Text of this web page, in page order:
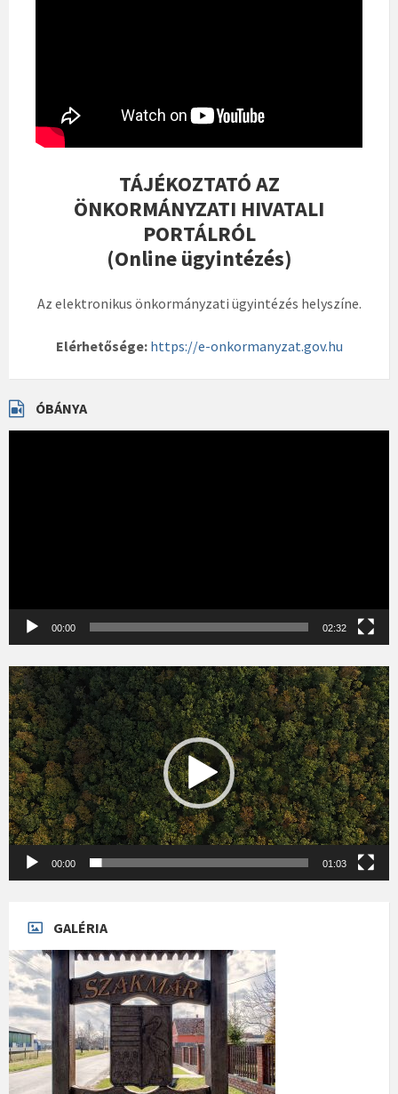
TÁJÉKOZTATÓ AZ
ÖNKORMÁNYZATI HIVATALI
PORTÁLRÓL
(Online ügyintézés)
Az elektronikus önkormányzati ügyintézés helyszíne.
Elérhetősége: https://e-onkormanyzat.gov.hu
ÓBÁNYA
00:00 02:32
Videólejátszó
00:00 01:03
GALÉRIA